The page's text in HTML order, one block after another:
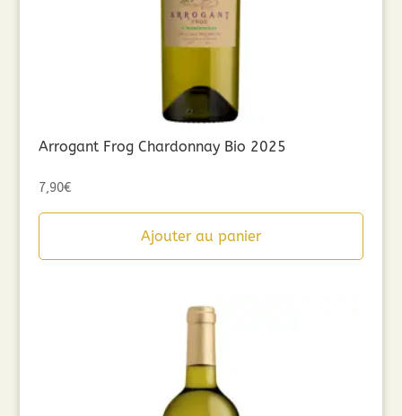
Arrogant Frog Chardonnay Bio 2025
7,90€
Ajouter au panier